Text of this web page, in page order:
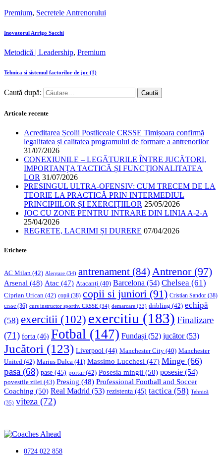
Premium, Secretele Antrenorului
Inovatorul Arrigo Sacchi
Metodică | Leadership, Premium
Tehnica si sistemul factorilor de joc (1)
Caută după:
Articole recente
Acreditarea Școlii Postliceale CRSSE Timișoara confirmă
legalitatea și calitatea programului de formare a antrenorilor
31/07/2026
CONEXIUNILE – LEGĂTURILE ÎNTRE JUCĂTORI,
IMPORTANȚA TACTICĂ ȘI FUNCȚIONALITATEA
LOR 31/07/2026
PRESINGUL ULTRA-OFENSIV: CUM TRECEM DE LA
TEORIE LA PRACTICĂ PRIN INTERMEDIUL
PRINCIPIILOR ȘI EXERCIȚIILOR 25/05/2026
JOC CU ZONE PENTRU INTRARE DIN LINIA A-2-A
25/04/2026
REGRETE, LACRIMI ȘI DURERE 07/04/2026
Etichete
AC Milan (42) Alergare (34) antrenament (84) Antrenor(97)
Arsenal (48) Atac (47) Atacanți (40) Barcelona (54) Chelsea (61)
Ciprian Urican (42) copii (38) copii si juniori (91) Cristian Sandor (38)
crsse (36) curs instructor sportiv. CRSSE (34) demarcare (33) dribling (42) echipă
(58) exercitii (102) exercitiu (183) Finalizare
(71) forta (46) Fotbal (147) Fundași (52) jucător(53)
Jucători (123) Liverpool (44) Manchester City (40) Manchester
United (42) Marius Dulca (41) Massimo Lucchesi (47) Minge (66)
pasa (68) pase (45) portar(42) Posesia mingii (50) posesie (54)
povestile zilei (43) Presing (48) Professional Football and Soccer
Coaching (50) Real Madrid (53) rezistenta (45) tactica (58) Tehnică
(35) viteza (72)
0724 022 858